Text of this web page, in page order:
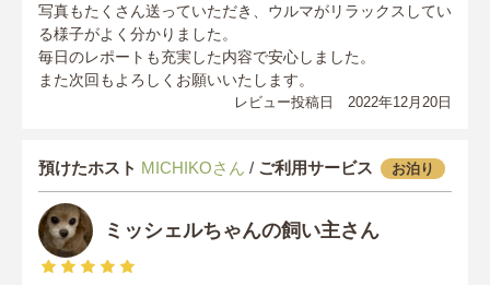
写真もたくさん送っていただき、ウルマがリラックスしてい
る様子がよく分かりました。
毎日のレポートも充実した内容で安心しました。
また次回もよろしくお願いいたします。
レビュー投稿日 2022年12月20日
預けたホスト MICHIKOさん / ご利用サービス お泊り
ミッシェルちゃんの飼い主さん